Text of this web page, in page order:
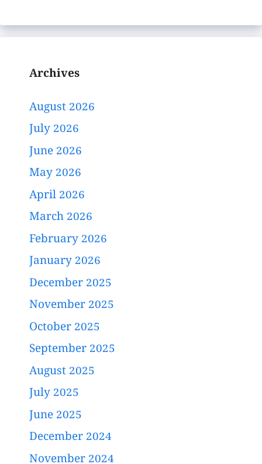
Archives
August 2026
July 2026
June 2026
May 2026
April 2026
March 2026
February 2026
January 2026
December 2025
November 2025
October 2025
September 2025
August 2025
July 2025
June 2025
December 2024
November 2024